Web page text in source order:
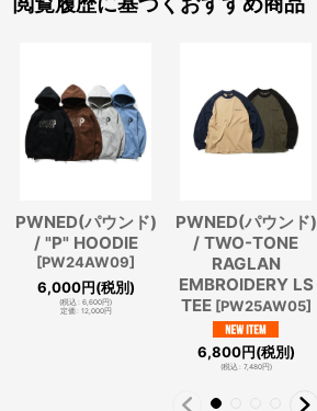
PWNED(パウンド)
/ "P" HOODIE
[PW24AW09]
6,000円(税別)
(税込: 6,600円)
定価 : 12,000円
PWNED(パウンド)
/ TWO-TONE
RAGLAN
EMBROIDERY LS
TEE [PW25AW05]
6,800円(税別)
(税込: 7,480円)